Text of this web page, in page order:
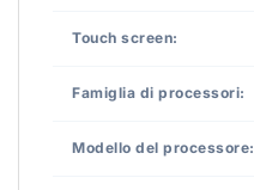
Touch screen:
Famiglia di processori:
Modello del processore: